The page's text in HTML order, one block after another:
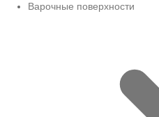
Варочные поверхности